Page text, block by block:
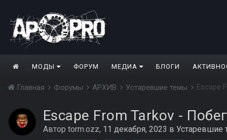
МОДЫ ФОРУМ МЕДИА БЛОГИ
Главная Форумы АРХИВ Устаревшие темы Escape
Escape From Tarkov -
Автор torm.ozz, 11 декабря, 2023 в Устаревшие